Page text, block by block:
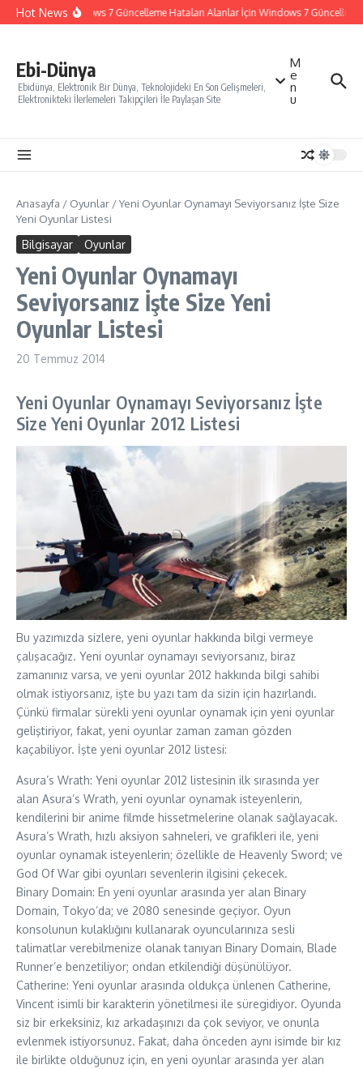
İçeriğe atla
Hot NewsWindows 7 Güncelleme Hataları Alanlar İçin Windows 7 Güncelleme
Ebi-Dünya
Ebidünya, Elektronik Bir Dünya, Teknolojideki En Son Gelişmeleri,
Elektronikteki İlerlemeleri Takipçileri İle Paylaşan Site
M
e
n
u
Anasayfa / Oyunlar /Yeni Oyunlar Oynamayı Seviyorsanız İşte Size
Yeni Oyunlar Listesi
Bilgisayar Oyunlar
Yeni Oyunlar Oynamayı
Seviyorsanız İşte Size Yeni
Oyunlar Listesi
20 Temmuz 2014
Yeni Oyunlar Oynamayı Seviyorsanız İşte
Size Yeni Oyunlar 2012 Listesi
Bu yazımızda sizlere, yeni oyunlar hakkında bilgi vermeye
çalışacağız. Yeni oyunlar oynamayı seviyorsanız, biraz
zamanınız varsa, ve yeni oyunlar 2012 hakkında bilgi sahibi
olmak istiyorsanız, işte bu yazı tam da sizin için hazırlandı.
Çünkü firmalar sürekli yeni oyunlar oynamak için yeni oyunlar
geliştiriyor, fakat, yeni oyunlar zaman zaman gözden
kaçabiliyor. İşte yeni oyunlar 2012 listesi:
Asura’s Wrath: Yeni oyunlar 2012 listesinin ilk sırasında yer
alan Asura’s Wrath, yeni oyunlar oynamak isteyenlerin,
kendilerini bir anime filmde hissetmelerine olanak sağlayacak.
Asura’s Wrath, hızlı aksiyon sahneleri, ve grafikleri ile, yeni
oyunlar oynamak isteyenlerin; özellikle de Heavenly Sword; ve
God Of War gibi oyunları sevenlerin ilgisini çekecek.
Binary Domain: En yeni oyunlar arasında yer alan Binary
Domain, Tokyo’da; ve 2080 senesinde geçiyor. Oyun
konsolunun kulaklığını kullanarak oyuncularınıza sesli
talimatlar verebilmenize olanak tanıyan Binary Domain, Blade
Runner’e benzetiliyor; ondan etkilendiği düşünülüyor.
Catherine: Yeni oyunlar arasında oldukça ünlenen Catherine,
Vincent isimli bir karakterin yönetilmesi ile süregidiyor. Oyunda
siz bir erkeksiniz, kız arkadaşınızı da çok seviyor, ve onunla
evlenmek istiyorsunuz. Fakat, daha önceden aynı isimde bir kız
ile birlikte olduğunuz için, en yeni oyunlar arasında yer alan